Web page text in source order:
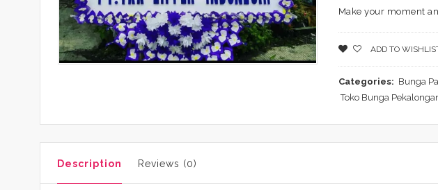
Make your moment
ADD TO
Categories: Bunga
Toko Bunga
Description Reviews (0)